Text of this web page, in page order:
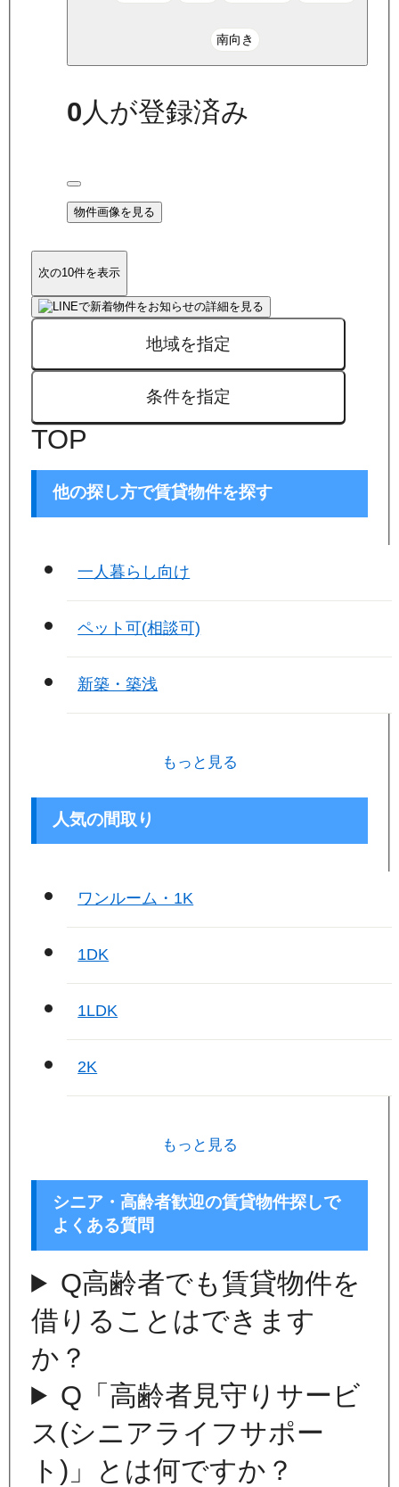
南向き
0 人が登録済み
物件画像を見る
次の10件を表示
地域を指定
条件を指定
TOP
他の探し方で賃貸物件を探す
一人暮らし向け
ペット可(相談可)
新築・築浅
もっと見る
人気の間取り
ワンルーム・1K
1DK
1LDK
2K
もっと見る
シニア・高齢者歓迎の賃貸物件探しで
よくある質問
Q高齢者でも賃貸物件を
借りることはできます
か？
Q 「高齢者見守りサービ
ス(シニアライフサポー
ト)」とは何ですか？